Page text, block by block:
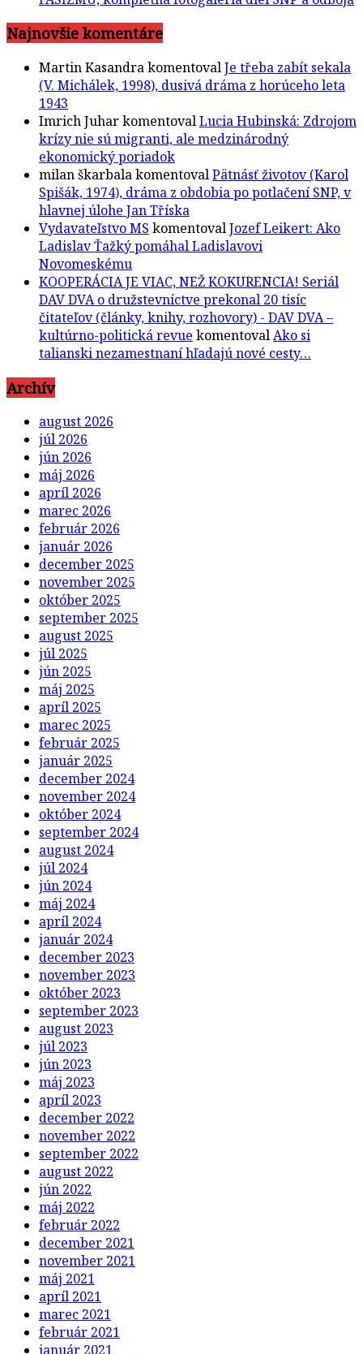
Najnovšie komentáre
Martin KasandrakomentovalJe třeba zabít sekala
(V. Michálek, 1998), dusivá dráma z horúceho leta
1943
Imrich JuharkomentovalLucia Hubinská: Zdrojom
krízy nie sú migranti, ale medzinárodný
ekonomický poriadok
milan škarbalakomentovalPätnásť životov (Karol
Spišák, 1974), dráma z obdobia po potlačení SNP, v
hlavnej úlohe Jan Tříska
Vydavateľstvo MS komentovalJozef Leikert: Ako
Ladislav Ťažký pomáhal Ladislavovi
Novomeskému
KOOPERÁCIA JE VIAC, NEŽ KOKURENCIA! Seriál
DAV DVA o družstevníctve prekonal 20 tisíc
čitateľov (články, knihy, rozhovory) - DAV DVA –
kultúrno-politická revue komentovalAko si
talianski nezamestnaní hľadajú nové cesty…
Archív
august 2026
júl 2026
jún 2026
máj 2026
apríl 2026
marec 2026
február 2026
január 2026
december 2025
november 2025
október 2025
september 2025
august 2025
júl 2025
jún 2025
máj 2025
apríl 2025
marec 2025
február 2025
január 2025
december 2024
november 2024
október 2024
september 2024
august 2024
júl 2024
jún 2024
máj 2024
apríl 2024
január 2024
december 2023
november 2023
október 2023
september 2023
august 2023
júl 2023
jún 2023
máj 2023
apríl 2023
december 2022
november 2022
september 2022
august 2022
jún 2022
máj 2022
február 2022
december 2021
november 2021
máj 2021
apríl 2021
marec 2021
február 2021
január 2021